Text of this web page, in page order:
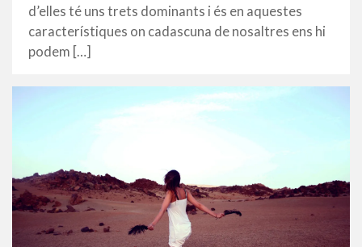
d’elles té uns trets dominants i és en aquestes
característiques on cadascuna de nosaltres ens hi
podem […]